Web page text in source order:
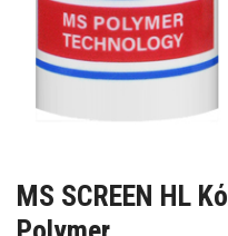
MS SCREEN HL